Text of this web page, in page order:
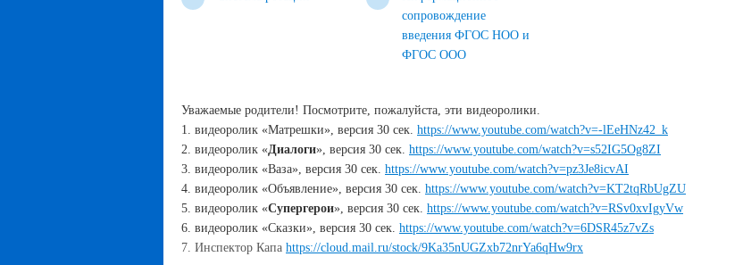
сопровождение
введения ФГОС НОО и
ФГОС ООО
Уважаемые родители! Посмотрите, пожалуйста, эти видеоролики.
1. видеоролик «Матрешки», версия 30 сек. https://www.youtube.com/watch?v=-lEeHNz42_k
2. видеоролик «Диалоги», версия 30 сек. https://www.youtube.com/watch?v=s52IG5Og8ZI
3. видеоролик «Ваза», версия 30 сек. https://www.youtube.com/watch?v=pz3Je8icvAI
4. видеоролик «Объявление», версия 30 сек. https://www.youtube.com/watch?v=KT2tqRbUgZU
5. видеоролик «Супергерои», версия 30 сек. https://www.youtube.com/watch?v=RSv0xvIgyVw
6. видеоролик «Сказки», версия 30 сек. https://www.youtube.com/watch?v=6DSR45z7vZs
7. Инспектор Капа https://cloud.mail.ru/stock/9Ka35nUGZxb72nrYa6qHw9rx